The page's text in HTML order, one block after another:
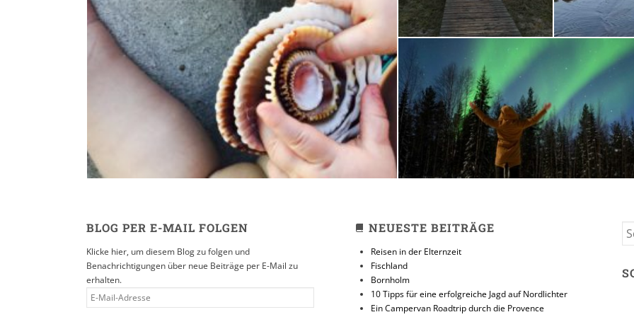
Reisen in der Elternzeit
16. SEPTEMBER 2019
10 Tipps für eine
Jagd auf Nordlichter
31. JANUAR 2018
BLOG PER E-MAIL FOLGEN
Klicke hier, um diesem Blog zu folgen und
Benachrichtigungen über neue Beiträge per E-Mail zu
erhalten.
E-
MAIL-
NEUESTE BEITRÄGE
Reisen in der Elternzeit
Fischland
Bornholm
10 Tipps für eine erfolgreiche Jagd auf Nordlichter
Ein Campervan Roadtrip durch die Provence